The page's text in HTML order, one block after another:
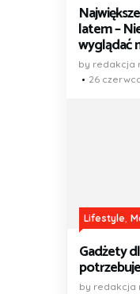
latem –
wyglądać
by redakcja
26
Lifestyle,
Gadżety
by redakcja